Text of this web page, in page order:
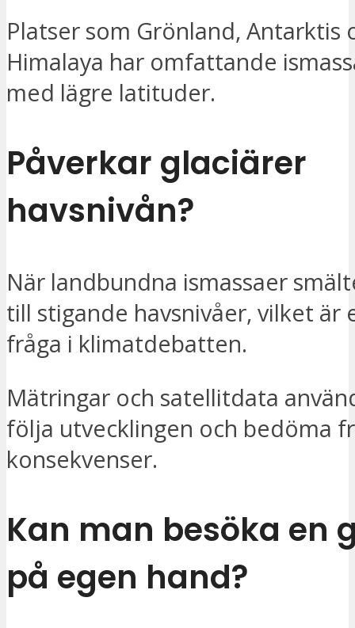
Platser som Grönland, Antarktis
Himalaya har omfattande
med lägre latituder.
Påverkar glaciärer
havsnivån?
När landbundna ismassaer
till stigande havsnivåer, vilket är
fråga i klimatdebatten.
Mätringar och satellitdata
följa utvecklingen och bedöma
konsekvenser.
Kan man besöka en
på egen hand?